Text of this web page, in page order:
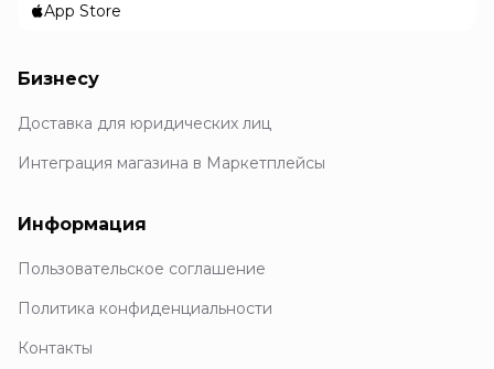
App Store
Бизнесу
Доставка для юридических лиц
Интеграция магазина в Маркетплейсы
Информация
Пользовательское соглашение
Политика конфиденциальности
Контакты